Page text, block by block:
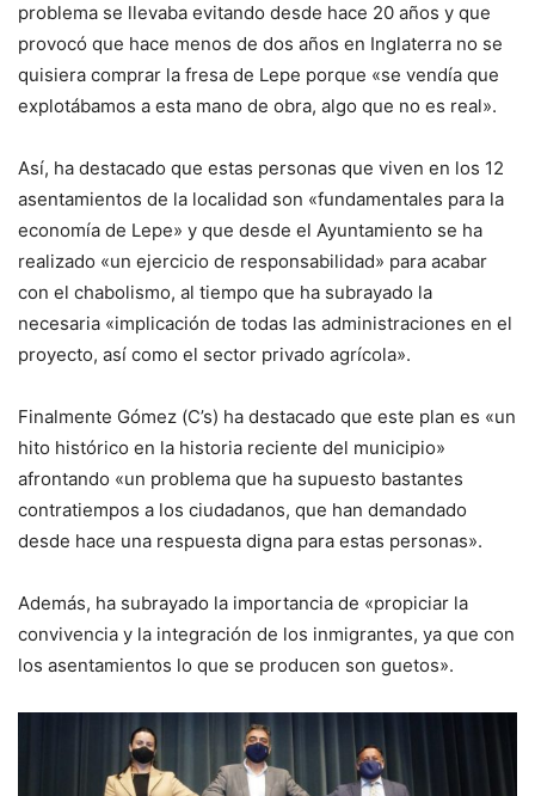
problema se llevaba evitando desde hace 20 años y que
provocó que hace menos de dos años en Inglaterra no se
quisiera comprar la fresa de Lepe porque «se vendía que
explotábamos a esta mano de obra, algo que no es real».
Así, ha destacado que estas personas que viven en los 12
asentamientos de la localidad son «fundamentales para la
economía de Lepe» y que desde el Ayuntamiento se ha
realizado «un ejercicio de responsabilidad» para acabar
con el chabolismo, al tiempo que ha subrayado la
necesaria «implicación de todas las administraciones en el
proyecto, así como el sector privado agrícola».
Finalmente Gómez (C’s) ha destacado que este plan es «un
hito histórico en la historia reciente del municipio»
afrontando «un problema que ha supuesto bastantes
contratiempos a los ciudadanos, que han demandado
desde hace una respuesta digna para estas personas».
Además, ha subrayado la importancia de «propiciar la
convivencia y la integración de los inmigrantes, ya que con
los asentamientos lo que se producen son guetos».